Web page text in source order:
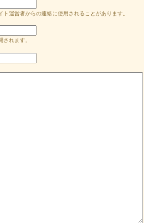
運営者からの連絡に使用されることがあります。
されます。